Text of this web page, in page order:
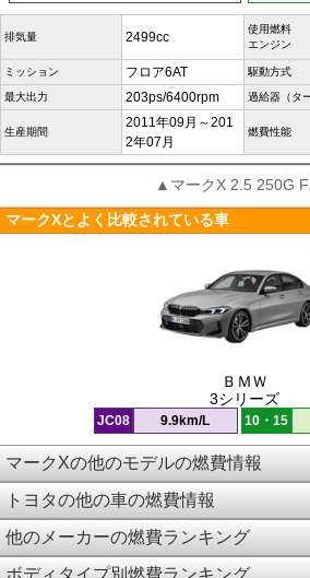
排気量 2499cc
使用燃料
エンジン
ミッション フロア6AT 駆動方式
最大出力 203ps/6400rpm 過給器（タ
生産期間
2011年09月～201
2年07月
燃費性能
▲マークX 2.5 250G
マークXとよく比較されている車
ＢＭＷ
3シリーズ
JC08 9.9km/L 10・15
マークXの他のモデルの燃費情報
トヨタの他の車の燃費情報
他のメーカーの燃費ランキング
ボディタイプ別燃費ランキング